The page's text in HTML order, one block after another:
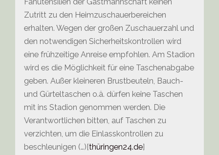
Zutritt zu den Heimzuschauerbereichen
erhalten. Wegen der großen Zuschauerzahl und
den notwendigen Sicherheitskontrollen wird
eine frühzeitige Anreise empfohlen. Am Stadion
wird es die Möglichkeit für eine Taschenabgabe
geben. Außer kleineren Brustbeuteln, Bauch-
und Gürteltaschen o.ä. dürfen keine Taschen
mit ins Stadion genommen werden. Die
Verantwortlichen bitten, auf Taschen zu
verzichten, um die Einlasskontrollen zu
beschleunigen (…)[thüringen24.de]